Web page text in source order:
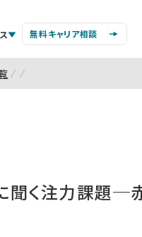
無料キャリア相談
聞く注力課題─